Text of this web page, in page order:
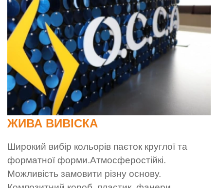
ЖИВА ВИВІСКА
Широкий вибір кольорів паєток круглої та
форматної форми.Атмосферостійкі.
Можливість замовити різну основу.